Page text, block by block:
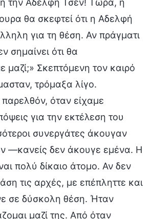
θα σκεφτεί ότι η Αδελφή
για τη θέση. Αν πράγματι
σημαίνει ότι θα
μαζί;» Σκεπτόμενη τον καιρό
τρόμαξα λίγο.
όταν είχαμε
για την εκτέλεση του
συνεργάτες άκουγαν
—κανείς δεν άκουγε εμένα. Η
πολύ δίκαιο άτομο. Αν δεν
τις αρχές, με επέπληττε και
σε δύσκολη θέση. Ήταν
μαζί της. Από όταν